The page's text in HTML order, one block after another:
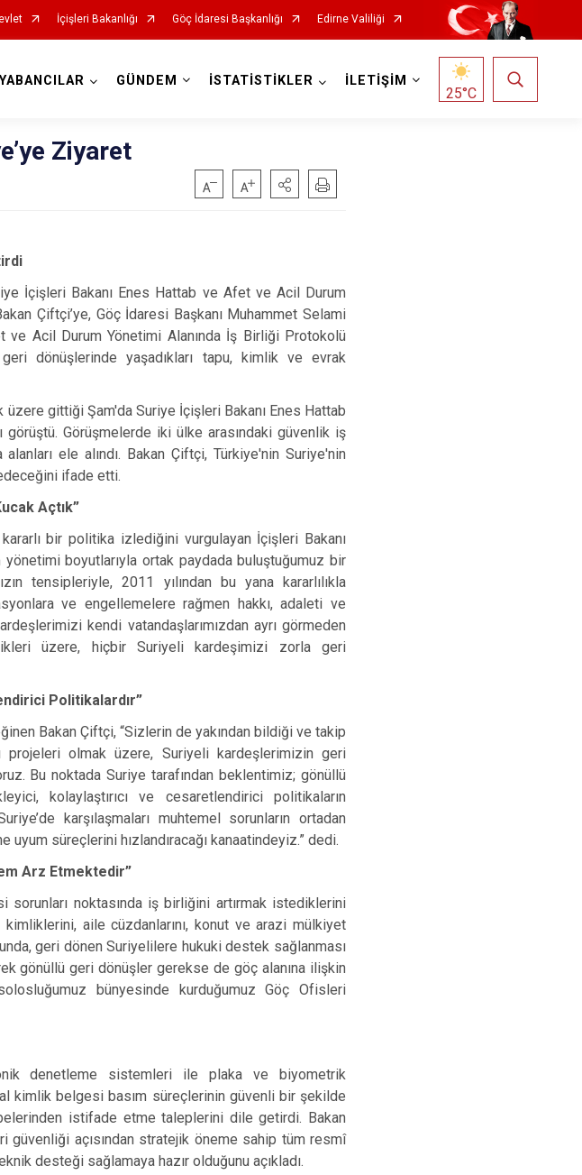
İçişleri Bakanlığı Göç İdaresi Başkanlığı Edirne Valiliği
GÜNDEM İSTATİSTİKLER İLETİŞİM
25°C
Ziyaret
İçişleri Bakanı Enes Hattab ve Afet ve Acil Durum
Çiftçi’ye, Göç İdaresi Başkanı Muhammet Selami
ve Acil Durum Yönetimi Alanında İş Birliği Protokolü
dönüşlerinde yaşadıkları tapu, kimlik ve evrak
gittiği Şam'da Suriye İçişleri Bakanı Enes Hattab
Görüşmelerde iki ülke arasındaki güvenlik iş
ele alındı. Bakan Çiftçi, Türkiye'nin Suriye'nin
ifade etti.
Açtık”
kararlı bir politika izlediğini vurgulayan İçişleri Bakanı
boyutlarıyla ortak paydada buluştuğumuz bir
tensipleriyle, 2011 yılından bu yana kararlılıkla
ve engellemelere rağmen hakkı, adaleti ve
kendi vatandaşlarımızdan ayrı görmeden
üzere, hiçbir Suriyeli kardeşimizi zorla geri
Politikalardır”
Bakan Çiftçi, “Sizlerin de yakından bildiği ve takip
projeleri olmak üzere, Suriyeli kardeşlerimizin geri
Bu noktada Suriye tarafından beklentimiz; gönüllü
kolaylaştırıcı ve cesaretlendirici politikaların
karşılaşmaları muhtemel sorunların ortadan
süreçlerini hızlandıracağı kanaatindeyiz.” dedi.
Arz Etmektedir”
sorunları noktasında iş birliğini artırmak istediklerini
aile cüzdanlarını, konut ve arazi mülkiyet
geri dönen Suriyelilere hukuki destek sağlanması
gönüllü geri dönüşler gerekse de göç alanına ilişkin
bünyesinde kurduğumuz Göç Ofisleri
denetleme sistemleri ile plaka ve biyometrik
kimlik belgesi basım süreçlerinin güvenli bir şekilde
istifade etme taleplerini dile getirdi. Bakan
açısından stratejik öneme sahip tüm resmî
desteği sağlamaya hazır olduğunu açıkladı.